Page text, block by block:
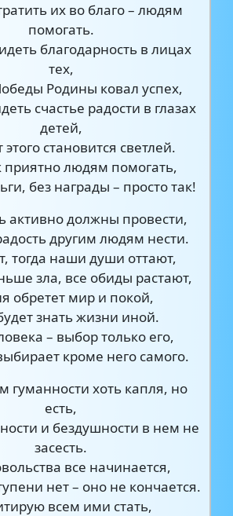
их во благо – людям
помогать.
благодарность в лицах
тех,
Родины ковал успех,
счастье радости в глазах
детей,
становится светлей.
приятно людям помогать,
без награды – просто так!
активно должны провести,
другим людям нести.
тогда наши души оттают,
зла, все обиды растают,
обретет мир и покой,
знать жизни иной.
– выбор только его,
кроме него самого.
гуманности хоть капля, но
есть,
и бездушности в нем не
засесть.
все начинается,
нет – оно не кончается.
всем ими стать,